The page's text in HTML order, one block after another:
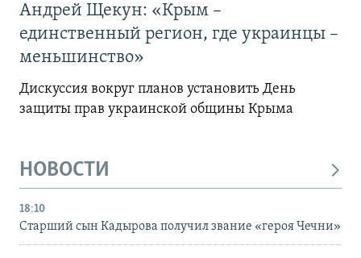
Андрей Щекун: «Крым –
единственный регион, где украинцы –
меньшинство»
Дискуссия вокруг планов установить День
защиты прав украинской общины Крыма
НОВОСТИ
18:10
Старший сын Кадырова получил звание «героя Чечни»